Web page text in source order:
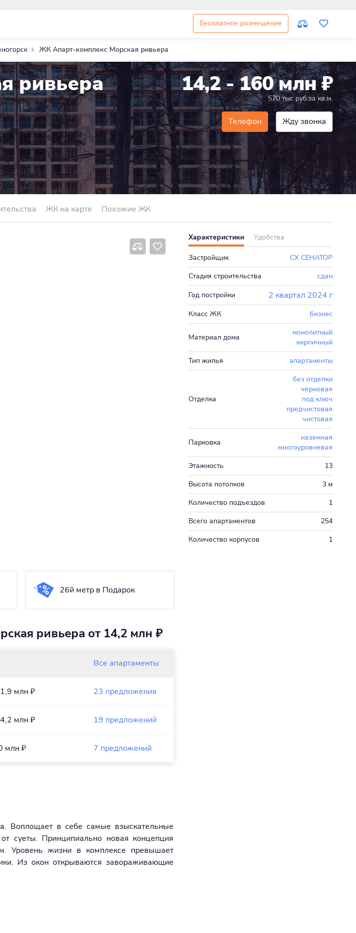
Бесплатное размещение
ЖК Апарт-комплекс Морская ривьера
ривьера 14,2 - 160 млн₽
570 тыс руб.за кв.м.
Телефон Жду звонка
ЖК на карте Похожие ЖК
Характеристики Удобства
Застройщик
СХ СЕНАТОР
Стадия строительства
сдан
Год постройки
2 квартал 2024 г
Класс ЖК бизнес
Материал дома
монолитный
кирпичный
Тип жилья
апартаменты
Отделка
без отделки
черновая
под ключ
предчистовая
чистовая
Парковка
наземная
многоуровневая
Этажность
13
Высота потолков
3 м
Количество подъездов
1
Всего апартаментов
254
Количество корпусов
1
26й метр в Подарок
ривьера от 14,2 млн ₽
Все апартаменты
млн ₽ 23 предложения
млн ₽ 19 предложений
млн ₽ 7 предложений
Воплощает в себе самые взыскательные
суеты. Принципиально новая концепция
Уровень жизни в комплексе превышает
Из окон открываются завораживающие